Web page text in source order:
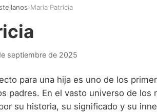
›Maria Patricia
septiembre de 2025
para una hija es uno de los
padres. En el vasto universo de los
su historia, su significado y su